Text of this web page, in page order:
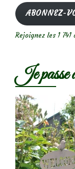
mail
ABONNEZ-
Rejoignez les 1
Je passe